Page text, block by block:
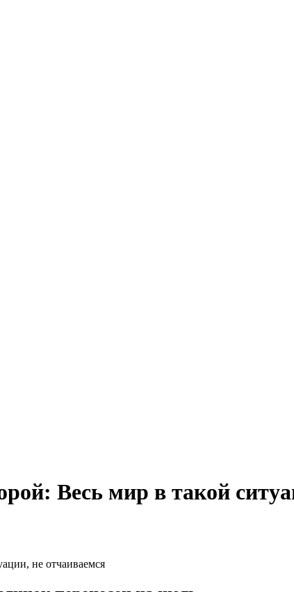
Весь мир в такой